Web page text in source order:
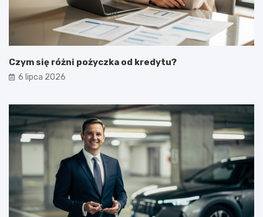
Czym się różni pożyczka od kredytu?
6 lipca 2026